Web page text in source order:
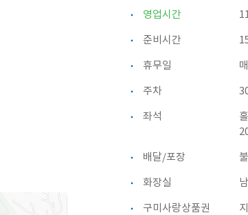
영업시간
준비시간
휴무일
주차
좌석
배달/포장
화장실
구미사랑상품권